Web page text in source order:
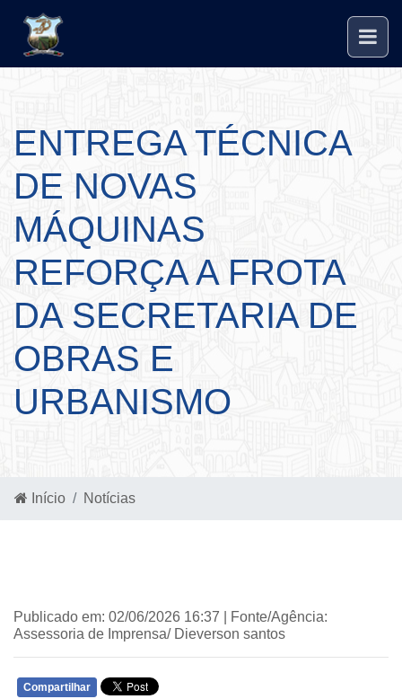
ENTREGA TÉCNICA
DE NOVAS
MÁQUINAS
REFORÇA A FROTA
DA SECRETARIA DE
OBRAS E
URBANISMO
Início Notícias
Publicado em: 02/06/2026 16:37 | Fonte/Agência:
Assessoria de Imprensa/ Dieverson santos
Compartilhar